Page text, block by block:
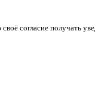
согласие получать